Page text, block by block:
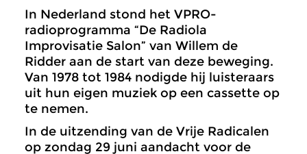
In Nederland stond het VPRO-
radioprogramma “De Radiola
Improvisatie Salon” van Willem de
Ridder aan de start van deze beweging.
Van 1978 tot 1984 nodigde hij luisteraars
uit hun eigen muziek op een cassette op
te nemen.
In de uitzending van de Vrije Radicalen
op zondag 29 juni aandacht voor de